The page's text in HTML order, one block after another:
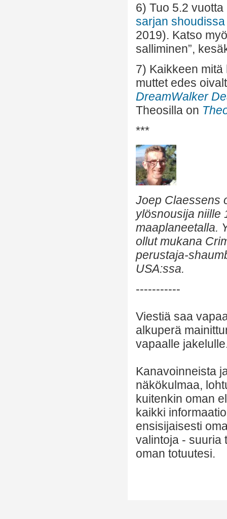
6) Tuo 5.2
sarjan
2019). Katso
salliminen”,
7) Kaikkeen
muttet edes
DreamWalker
Theosilla on
***
Joep Claessens
ylösnousija niille
maaplaneetalla.
ollut mukana
perustaja-
USA:ssa.
-----------
Viestiä saa
alkuperä
vapaalle
Kanavoinneista
näkökulmaa,
kuitenkin oman
kaikki
ensisijaisesti
valintoja - suuria
oman totuutesi.